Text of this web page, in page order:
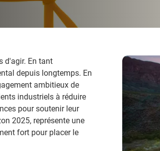
d'agir. En tant
depuis longtemps. En
ambitieux de
industriels à réduire
pour soutenir leur
2025, représente une
fort pour placer le